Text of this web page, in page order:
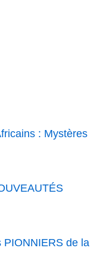
: Mystères
PIONNIERS de la